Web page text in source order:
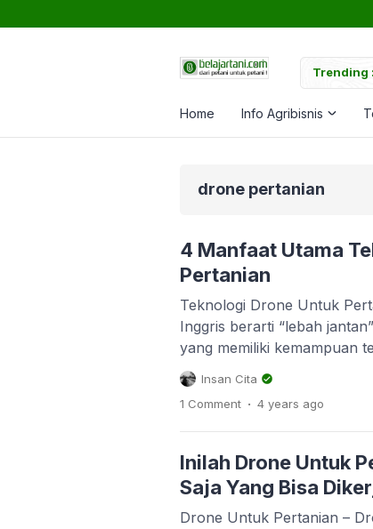
Trending :
Home Info Agribisnis
drone pertanian
4 Manfaat Utama
Pertanian
Teknologi Drone Untuk
Inggris berarti “lebah
yang memiliki kemampuan
dari situlah inspirasi
pesawat tanpa awak. Nama
unmanned aerial vehicle
awak, pesawat yang dapat
Teknologi […]
Insan Cita
1 Comment . 4 years ago
Inilah Drone Untuk
Saja Yang Bisa
Drone Untuk Pertanian –